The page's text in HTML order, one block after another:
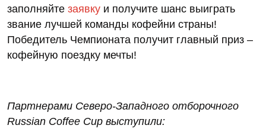
заполняйте заявку и получите шанс выиграть
звание лучшей команды кофейни страны!
Победитель Чемпионата получит главный приз –
кофейную поездку мечты!
Партнерами Северо-Западного отборочного
Russian Coffee Cup выступили: